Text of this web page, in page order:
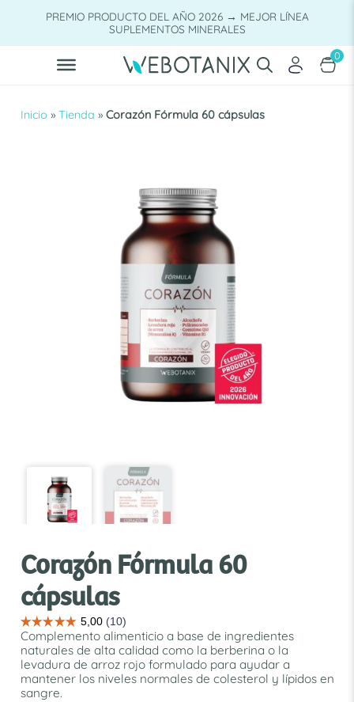
PREMIO PRODUCTO DEL AÑO 2026 → MEJOR LÍNEA
SUPLEMENTOS MINERALES
0
Inicio » Tienda » Corazón Fórmula 60 cápsulas
Corazón Fórmula 60
cápsulas
Complemento alimenticio a base de ingredientes
naturales de alta calidad como la berberina o la
levadura de arroz rojo formulado para ayudar a
mantener los niveles normales de colesterol y lípidos en
sangre.